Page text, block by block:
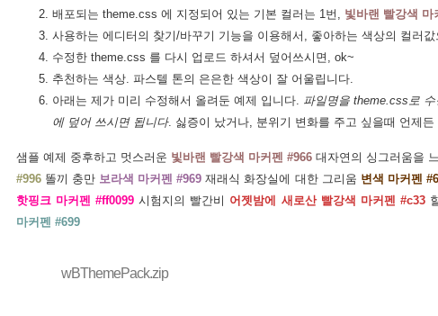
배포되는 theme.css 에 지정되어 있는 기본 컬러는 1번, 빛바랜 빨강색 마
사용하는 에디터의 찾기/바꾸기 기능을 이용해서, 좋아하는 색상의 컬러
수정한 theme.css 를 다시 업로드 하셔서 덮어쓰시면, ok~
추천하는 색상. 파스텔 톤의 은은한 색상이 잘 어울립니다.
아래는 제가 미리 수정해서 올려둔 예제 입니다. 파일명을 theme.css로
에 덮어 쓰시면 됩니다. 싫증이 났거나, 분위기 변화를 주고 싶을때 언제
샘플 예제 중후하고 멋스러운 빛바랜 빨강색 마커펜 #966 대자연의 싱그러움을
#996 똘끼 충만 보라색 마커펜 #969 재래식 화장실에 대한 그리움 변색 마커펜
핫핑크 마커펜 #ff0099 시험지의 빨간비 어젯밤에 새로산 빨강색 마커펜 #c33
마커펜 #699
wBThemePack.zip